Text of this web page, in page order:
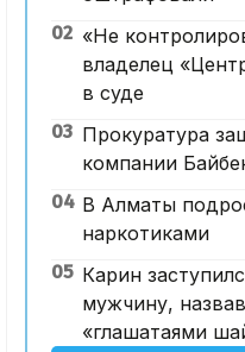
02 «Не
владелец
в суде
03 Прокуратура
компании
04 В Алматы
наркотиками
05 Карин
мужчину,
«глашатаями